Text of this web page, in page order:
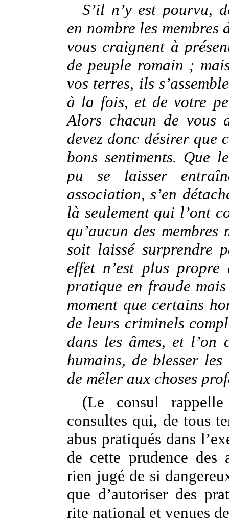
S’il n’y est pourvu,
en nombre les membres
vous craignent à
de peuple romain ;
vos terres, ils
à la fois, et de votre
Alors chacun de vous
devez donc désirer que
bons sentiments. Que
pu se laisser
association, s’en
là seulement qui l’ont
qu’aucun des membres
soit laissé surprendre
effet n’est plus
pratique en fraude
moment que certains
de leurs criminels
dans les âmes, et l’on
humains, de blesser
de mêler aux choses
(Le consul
consultes qui, de tous
abus pratiqués dans
de cette prudence des
rien jugé de si
que d’autoriser des
rite national et venues